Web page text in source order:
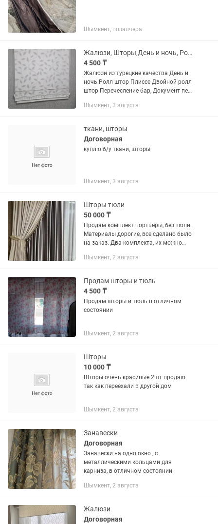
Шымкент, позавчера
Жалюзи, Шторы,День и ночь, Ролл шторы
4 500 ₸
Жалюзи из турецкие качества День и
ночь Ролл штор Плиссе Двойной ролл
штор Перечесление бар, Документ пен
Шымкент, 3 августа
ткани, шторы
Договорная
куплю б/у ткани, шторы
Шымкент, 3 августа
Шторы тюли
50 000 ₸
Продам комплект портьеры, без тюли.
Материалы дорогие, все сделано было
на заказ. Два комплекта, их можно
Продам за 50.000 тг, делалось все
Шымкент, 2 августа
Продам шторы и тюль
4 500 ₸
Продам шторы и тюль в отличном
состоянии
Шымкент, 2 августа
Шторы
10 000 ₸
Шторы очень красивые 2шт продаю
так как переехали в другой дом
Шымкент, 2 августа
Занавески
Договорная
Занавески на одно окно , с
металлическими кольцами для
карниза, в отличном состоянии
Шымкент, 2 августа
Жалюзи
Договорная